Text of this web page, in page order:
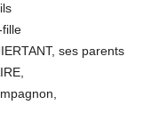
fille
ses parents